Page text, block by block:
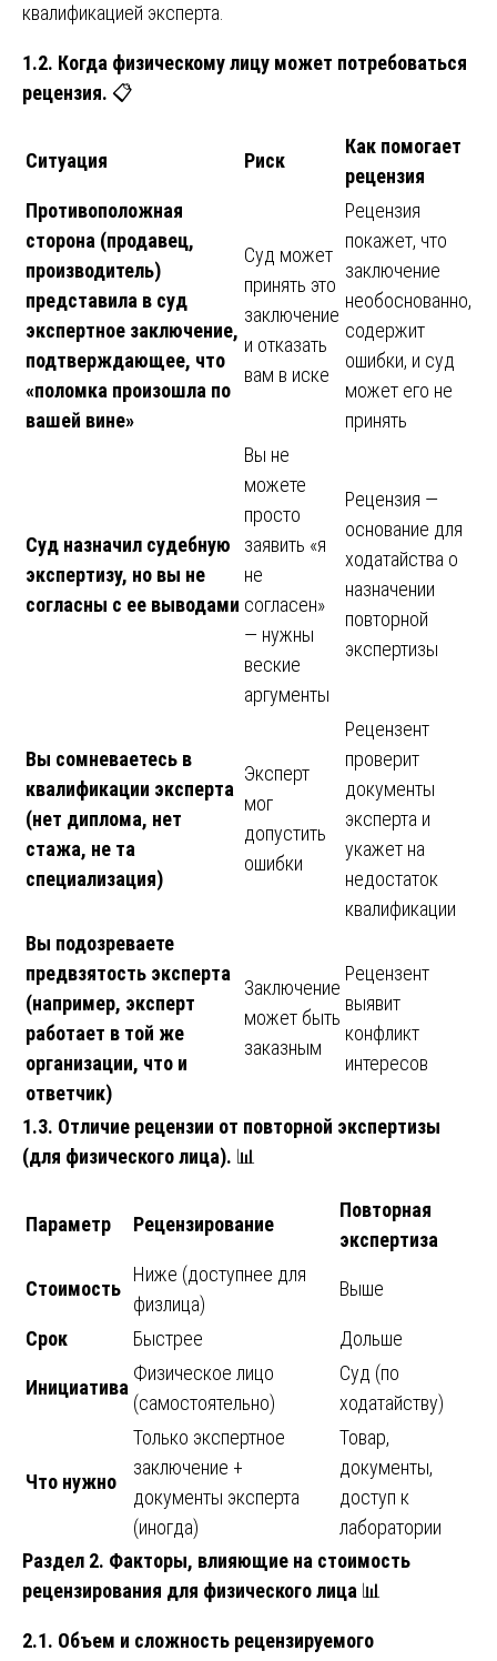
квалификацией эксперта.
1.2. Когда физическому лицу может потребоваться
рецензия. 📋
Ситуация Риск
Как помогает
рецензия
Противоположная
сторона (продавец,
производитель)
представила в суд
экспертное заключение,
подтверждающее, что
«поломка произошла по
вашей вине»
Суд может
принять это
заключение
и отказать
вам в иске
Рецензия
покажет, что
заключение
необоснованно,
содержит
ошибки, и суд
может его не
принять
Суд назначил судебную
экспертизу, но вы не
согласны с ее выводами
Вы не
можете
просто
заявить «я
не
согласен»
— нужны
веские
аргументы
Рецензия —
основание для
ходатайства о
назначении
повторной
экспертизы
Вы сомневаетесь в
квалификации эксперта
(нет диплома, нет
стажа, не та
специализация)
Эксперт
мог
допустить
ошибки
Рецензент
проверит
документы
эксперта и
укажет на
недостаток
квалификации
Вы подозреваете
предвзятость эксперта
(например, эксперт
работает в той же
организации, что и
ответчик)
Заключение
может быть
заказным
Рецензент
выявит
конфликт
интересов
1.3. Отличие рецензии от повторной экспертизы
(для физического лица). 📊
Параметр Рецензирование
Повторная
экспертиза
Стоимость
Ниже (доступнее для
физлица)
Выше
Срок Быстрее Дольше
Инициатива
Физическое лицо
(самостоятельно)
Суд (по
ходатайству)
Что нужно
Только экспертное
заключение +
документы эксперта
(иногда)
Товар,
документы,
доступ к
лаборатории
Раздел 2. Факторы, влияющие на стоимость
рецензирования для физического лица 📊
2.1. Объем и сложность рецензируемого